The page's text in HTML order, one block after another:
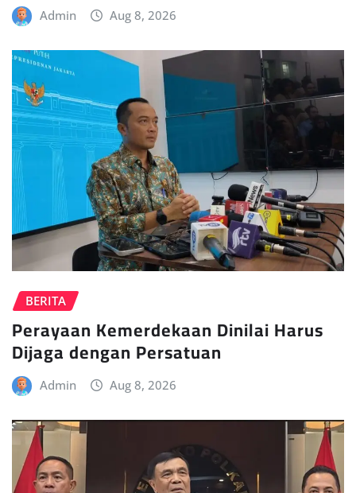
Admin Aug 8, 2026
BERITA
Perayaan Kemerdekaan Dinilai Harus
Dijaga dengan Persatuan
Admin Aug 8, 2026